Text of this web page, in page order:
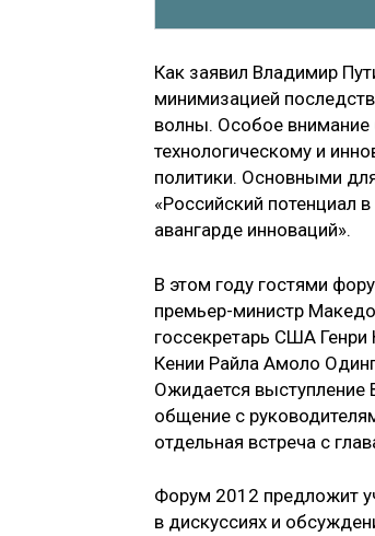
Как заявил Владимир
минимизацией
волны. Особое
технологическому и
политики. Основными
«Российский потенциал
авангарде инноваций».
В этом году гостями
премьер-министр
госсекретарь США
Кении Райла Амоло
Ожидается выступление
общение с
отдельная встреча с
Форум 2012 предложит
в дискуссиях и